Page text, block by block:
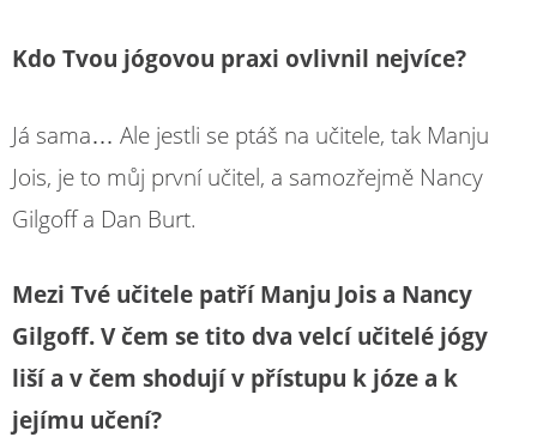
Kdo Tvou jógovou praxi ovlivnil nejvíce?
Já sama… Ale jestli se ptáš na učitele, tak Manju
Jois, je to můj první učitel, a samozřejmě Nancy
Gilgoff a Dan Burt.
Mezi Tvé učitele patří Manju Jois a Nancy
Gilgoff. V čem se tito dva velcí učitelé jógy
liší a v čem shodují v přístupu k józe a k
jejímu učení?